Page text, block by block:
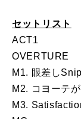
セットリスト
ACT1
OVERTURE
M1. 眼差し
M2. コヨーテ
M3.